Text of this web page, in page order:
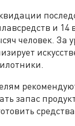
и
человек. За
запас